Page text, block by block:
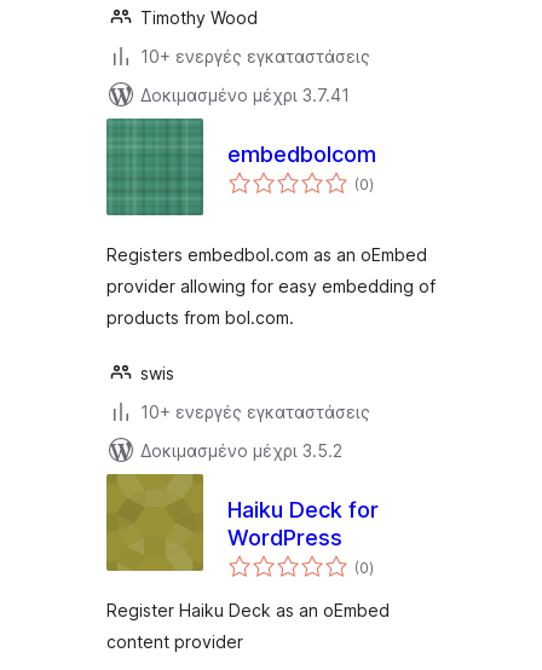
Timothy Wood
10+ ενεργές εγκαταστάσεις
Δοκιμασμένο μέχρι 3.7.41
embedbolcom
(0αξιολογήσεις
σύνολο
)
Registers embedbol.com as an oEmbed
provider allowing for easy embedding of
products from bol.com.
swis
10+ ενεργές εγκαταστάσεις
Δοκιμασμένο μέχρι 3.5.2
Haiku Deck for
WordPress
(0αξιολογήσεις
σύνολο
)
Register Haiku Deck as an oEmbed
content provider